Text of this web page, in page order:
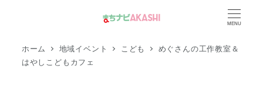
MENU
ホーム 地域イベント こども
めぐさんの工作教室＆
はやしこどもカフェ